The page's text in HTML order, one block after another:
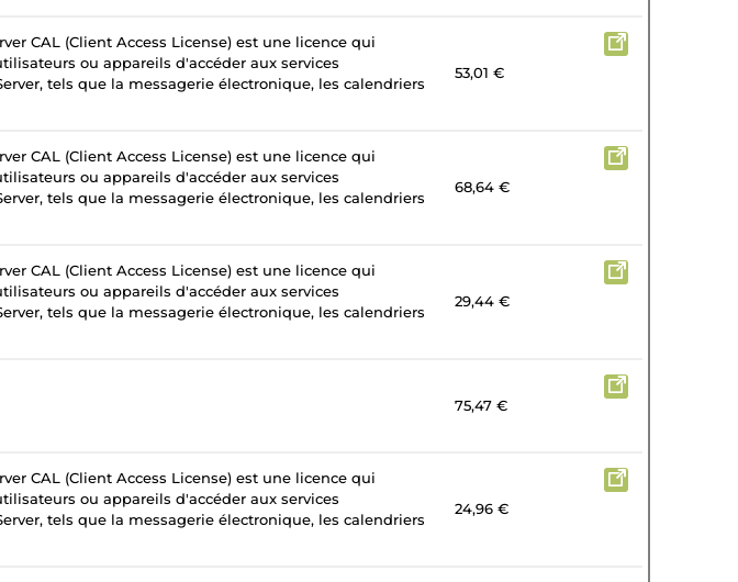
CAL (Client Access License) est une licence qui
ou appareils d'accéder aux services
tels que la messagerie électronique, les calendriers
53,01 €
CAL (Client Access License) est une licence qui
ou appareils d'accéder aux services
tels que la messagerie électronique, les calendriers
68,64 €
CAL (Client Access License) est une licence qui
ou appareils d'accéder aux services
tels que la messagerie électronique, les calendriers
29,44 €
75,47 €
CAL (Client Access License) est une licence qui
ou appareils d'accéder aux services
tels que la messagerie électronique, les calendriers
24,96 €